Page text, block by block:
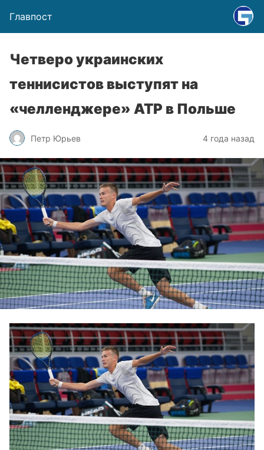
Главпост
Четверо украинских
теннисистов выступят на
«челленджере» ATP в Польше
Петр Юрьев 4 года назад